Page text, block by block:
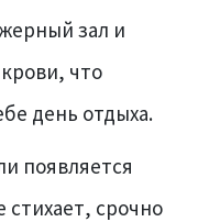
зал и
что
день отдыха.
появляется
стихает, срочно